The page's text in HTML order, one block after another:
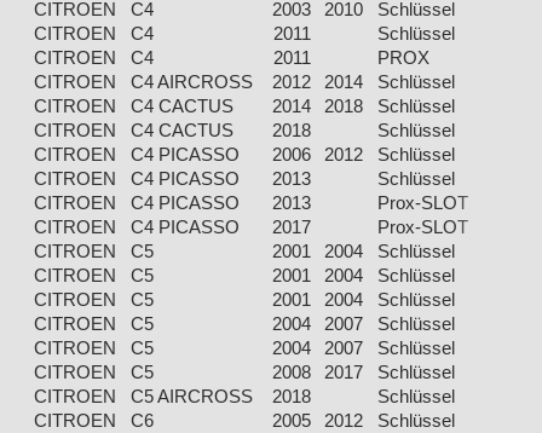
CITROEN
C4 2003 2010 Schlüssel
CITROEN
C4 2011 Schlüssel
CITROEN
C4 2011 PROX
CITROEN
C4 AIRCROSS 2012 2014 Schlüssel
CITROEN
C4 CACTUS 2014 2018 Schlüssel
CITROEN
C4 CACTUS 2018 Schlüssel
CITROEN
C4 PICASSO 2006 2012 Schlüssel
CITROEN
C4 PICASSO 2013 Schlüssel
CITROEN
C4 PICASSO 2013 Prox-SLOT
CITROEN
C4 PICASSO 2017 Prox-SLOT
CITROEN
C5 2001 2004 Schlüssel
CITROEN
C5 2001 2004 Schlüssel
CITROEN
C5 2001 2004 Schlüssel
CITROEN
C5 2004 2007 Schlüssel
CITROEN
C5 2004 2007 Schlüssel
CITROEN
C5 2008 2017 Schlüssel
CITROEN
C5 AIRCROSS 2018 Schlüssel
CITROEN
C6 2005 2012 Schlüssel